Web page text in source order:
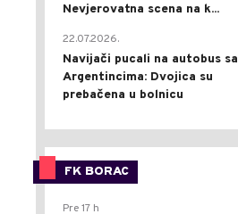
Nevjerovatna scena na k...
22.07.2026.
Navijači pucali na autobus sa
Argentincima: Dvojica su
prebačena u bolnicu
FK BORAC
Pre 17 h